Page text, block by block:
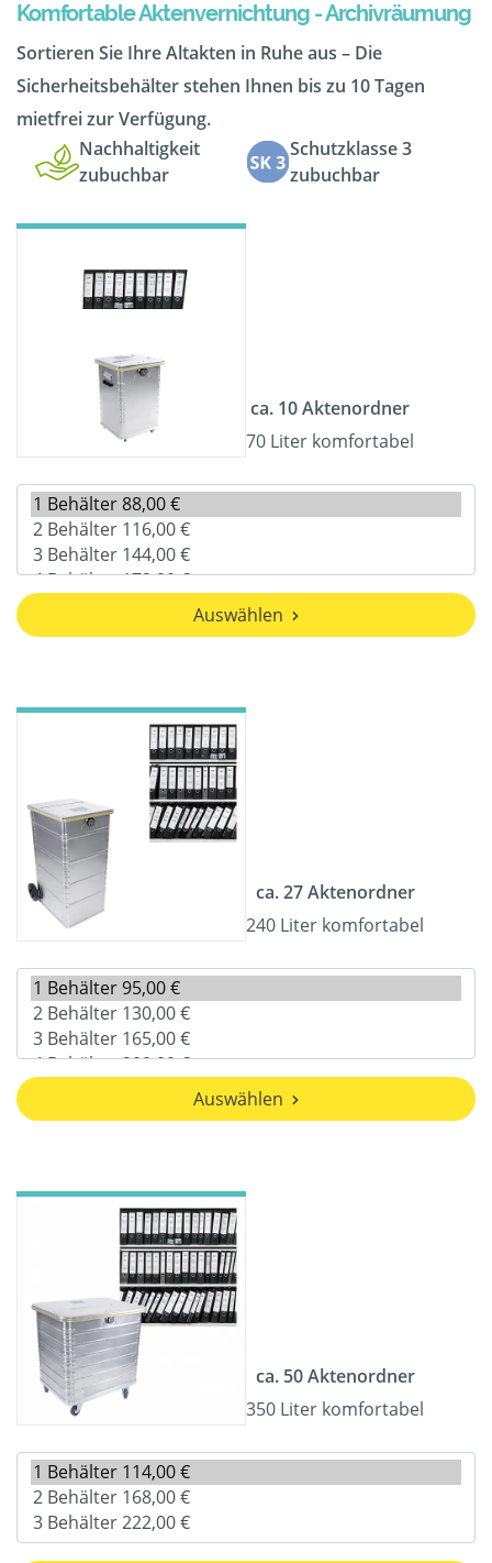
Komfortable Aktenvernichtung - Archivräumung
Sortieren Sie Ihre Altakten in Ruhe aus – Die
Sicherheitsbehälter stehen Ihnen bis zu 10 Tagen
mietfrei zur Verfügung.
Nachhaltigkeit
zubuchbar
Schutzklasse 3
zubuchbar
ca. 10 Aktenordner
70 Liter komfortabel
Auswählen
ca. 27 Aktenordner
240 Liter komfortabel
Auswählen
ca. 50 Aktenordner
350 Liter komfortabel